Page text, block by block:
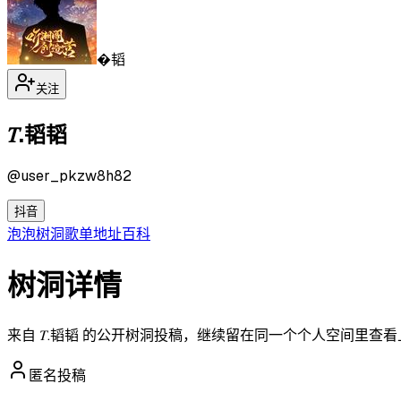
�韬
关注
𝑇.韬韬
@user_pkzw8h82
抖音
泡泡树洞歌单地址百科
树洞详情
来自 𝑇.韬韬 的公开树洞投稿，继续留在同一个个人空间里查看
匿名投稿